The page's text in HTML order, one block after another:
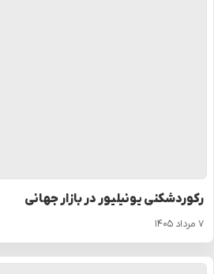
رکوردشکنی یونیلیور در بازار جهانی
۷ مرداد ۱۴۰۵